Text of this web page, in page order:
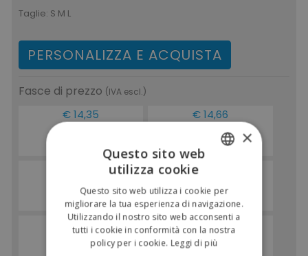
Taglie: S M L
PERSONALIZZA E ACQUISTA
Fasce di prezzo (IVA escl.)
€ 14,35 € 14,66
€ 17,89
(IVA incl.)
€ 18,63
(IVA incl.)
€ 16,49
€ 20,12
(IVA incl.)
€ 20,15
50pz
€ 24,58
€ 24,43
20pz
€ 29,80
ENGLISH
×
Questo sito web
utilizza cookie
Questo sito web utilizza i cookie per
migliorare la tua esperienza di navigazione.
Utilizzando il nostro sito web acconsenti a
tutti i cookie in conformità con la nostra
policy per i cookie. Leggi di più